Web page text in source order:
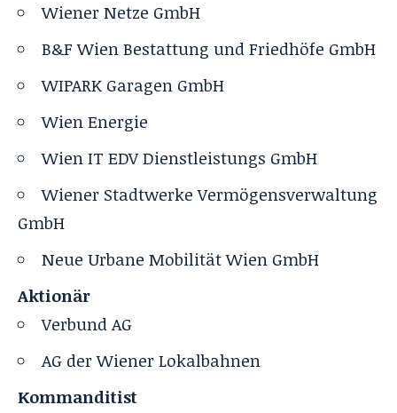
Wiener Netze GmbH
B&F Wien Bestattung und Friedhöfe GmbH
WIPARK Garagen GmbH
Wien Energie
Wien IT EDV Dienstleistungs GmbH
Wiener Stadtwerke Vermögensverwaltung
GmbH
Neue Urbane Mobilität Wien GmbH
Aktionär
Verbund AG
AG der Wiener Lokalbahnen
Kommanditist